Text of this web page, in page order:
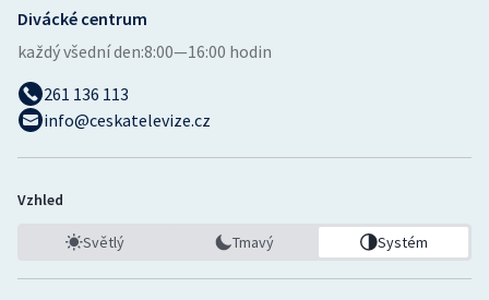
Divácké centrum
každý všední den:8:00—16:00 hodin
261 136 113
info@ceskatelevize.cz
Vzhled
Světlý Tmavý Systém